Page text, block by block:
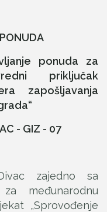
ponuda za
priključak
zapošljavanja
- GIZ - 07
zajedno sa
međunarodnu
„Sprovođenje